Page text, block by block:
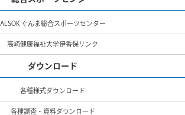
ALSOK ぐんま総合スポーツセンター
高崎健康福祉大学伊香保リンク
ダウンロード
各種様式ダウンロード
各種調査・資料ダウンロード